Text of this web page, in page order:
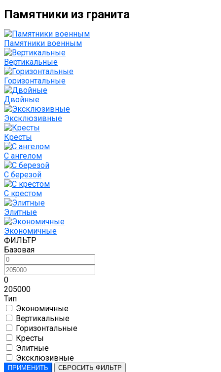
Памятники из гранита
Памятники военным
Вертикальные
Горизонтальные
Двойные
Эксклюзивные
Кресты
С ангелом
С березой
С крестом
Элитные
Экономичные
ФИЛЬТР
Базовая
0
205000
Тип
Экономичные
Вертикальные
Горизонтальные
Кресты
Элитные
Эксклюзивные
ПРИМЕНИТЬ СБРОСИТЬ ФИЛЬТР